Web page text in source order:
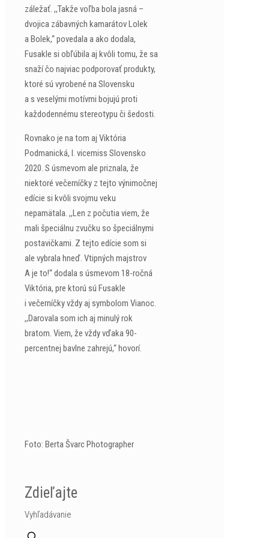
záležať. ,,Takže voľba bola jasná –
dvojica zábavných kamarátov Lolek
a Bolek,“ povedala a ako dodala,
Fusakle si obľúbila aj kvôli tomu, že sa
snaží čo najviac podporovať produkty,
ktoré sú vyrobené na Slovensku
a s veselými motívmi bojujú proti
každodennému stereotypu či šedosti.
Rovnako je na tom aj Viktória
Podmanická, I. vicemiss Slovensko
2020. S úsmevom ale priznala, že
niektoré večerníčky z tejto výnimočnej
edície si kvôli svojmu veku
nepamätala. ,,Len z počutia viem, že
mali špeciálnu zvučku so špeciálnymi
postavičkami. Z tejto edície som si
ale vybrala hneď. Vtipných majstrov
A je to!“ dodala s úsmevom 18-ročná
Viktória, pre ktorú sú Fusakle
i večerníčky vždy aj symbolom Vianoc.
,,Darovala som ich aj minulý rok
bratom. Viem, že vždy vďaka 90-
percentnej bavlne zahrejú,“ hovorí.
Foto: Berta Švarc Photographer
Zdieľajte
Vyhľadávanie